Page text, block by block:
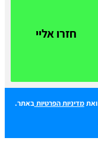
חזרו אליי
ואתמדיניות הפרטיות באתר.